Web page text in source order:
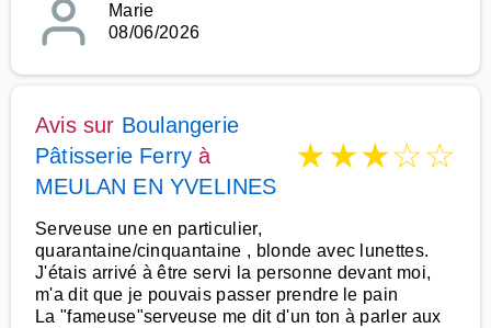
Marie
08/06/2026
Avis sur Boulangerie
Pâtisserie Ferry à
MEULAN EN YVELINES
★★★☆☆
Serveuse une en particulier,
quarantaine/cinquantaine , blonde avec lunettes.
J'étais arrivé à être servi la personne devant moi,
m'a dit que je pouvais passer prendre le pain
La "fameuse"serveuse me dit d'un ton à parler aux